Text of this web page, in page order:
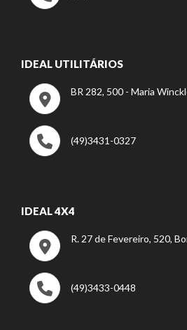
IDEAL UTILITÁRIOS
BR 282, 500 - Maria
(49)3431-0327
IDEAL 4X4
R. 27 de Fevereiro, 520,
(49)3433-0448